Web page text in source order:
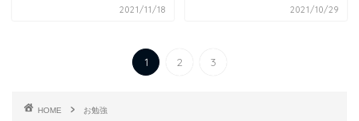
2021/11/18 2021/10/29
1 2 3
HOME お勉強